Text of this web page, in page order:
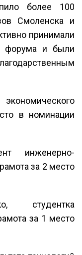
более 100
Смоленска и
принимали
форума и были
в номинации
инженерно-
за 2 место
студентка
за 1 место